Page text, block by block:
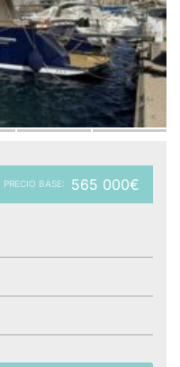
PRECIO BASE: 565 000€